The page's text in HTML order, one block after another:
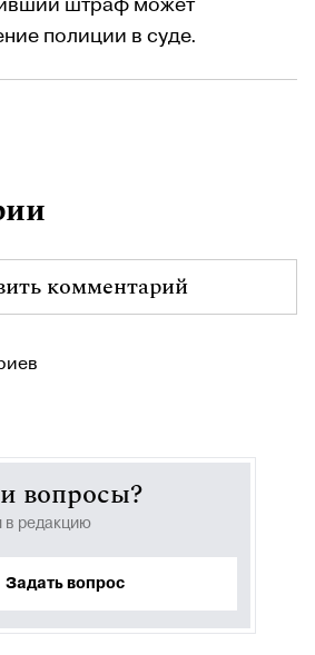
полиции в суде.
комментарий
вопросы?
редакцию
Задать вопрос